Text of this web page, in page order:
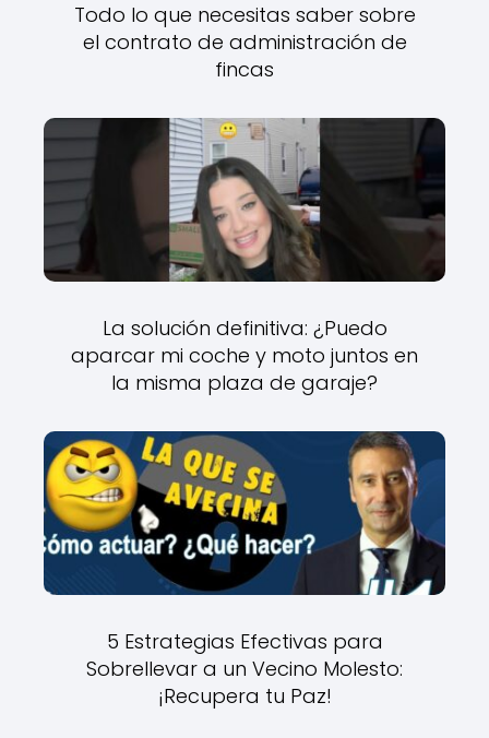
Todo lo que necesitas saber sobre
el contrato de administración de
fincas
La solución definitiva: ¿Puedo
aparcar mi coche y moto juntos en
la misma plaza de garaje?
5 Estrategias Efectivas para
Sobrellevar a un Vecino Molesto:
¡Recupera tu Paz!